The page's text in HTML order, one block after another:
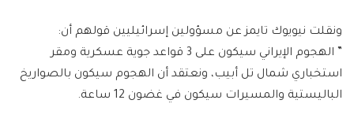
ونقلت نيويوك تايمز عن مسؤولين إسرائيليين قولهم أن:
” الهجوم الإيراني سيكون على 3 قواعد جوية عسكرية ومقر
استخباري شمال تل أبيب، ونعتقد أن الهجوم سيكون بالصواريخ
الباليستية والمسيرات سيكون في غضون 12 ساعة.